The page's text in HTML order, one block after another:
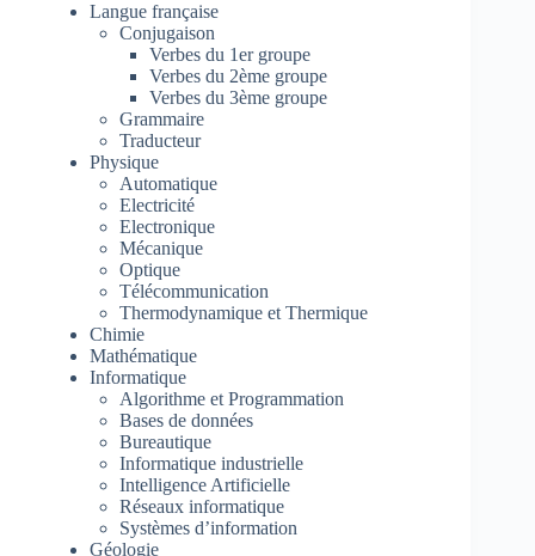
Langue française
Conjugaison
Verbes du 1er groupe
Verbes du 2ème groupe
Verbes du 3ème groupe
Grammaire
Traducteur
Physique
Automatique
Electricité
Electronique
Mécanique
Optique
Télécommunication
Thermodynamique et Thermique
Chimie
Mathématique
Informatique
Algorithme et Programmation
Bases de données
Bureautique
Informatique industrielle
Intelligence Artificielle
Réseaux informatique
Systèmes d’information
Géologie